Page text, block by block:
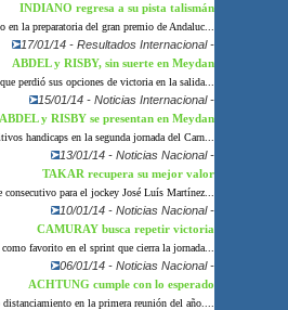
INDIANO regresa a su pista talismán
la preparatoria del gran premio de Andaluc...
17/01/14 - Resultados Internacional -
ABDEL y RISBY, sin suerte en Meydan
perdió sus opciones de victoria en la salida...
15/01/14 - Noticias Internacional -
ABDEL y RISBY se presentan en Meydan
handicaps en la segunda jornada del Carn...
13/01/14 - Noticias Nacional -
TAKAR recupera su mejor valor
consecutivo para el jockey José Luís Martínez...
10/01/14 - Noticias Nacional -
CAMURAY busca repetir victoria
como favorito en el sprint que cierra la jornada...
06/01/14 - Noticias Nacional -
ACHTUNG cumple con lo esperado
en la primera reunión del año....